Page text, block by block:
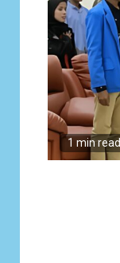
1 min read